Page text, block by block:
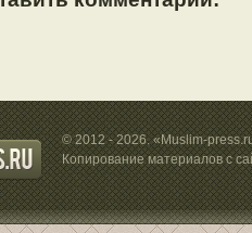
© 2012 - 2026. «Muslim-
Копирование материалов с